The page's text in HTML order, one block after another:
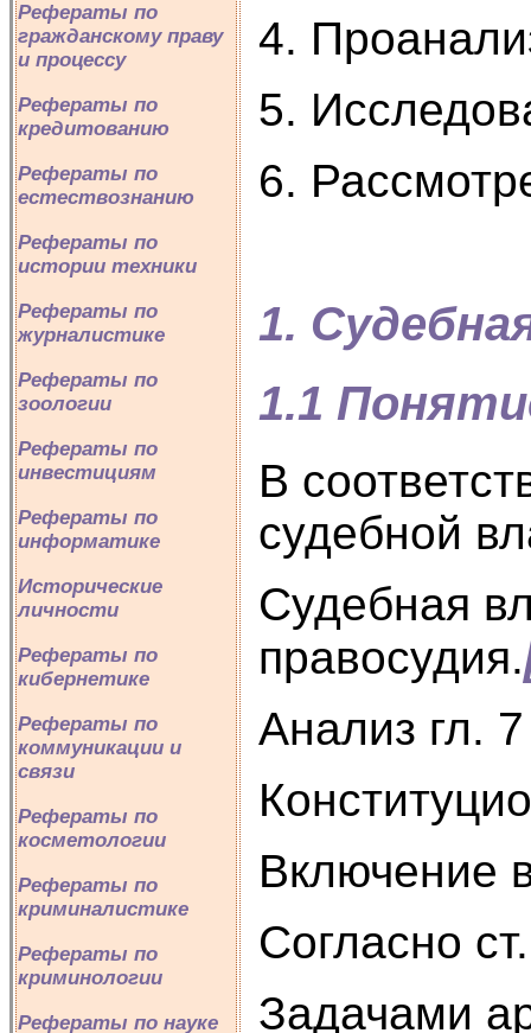
Рефераты по
гражданскому праву
и процессу
Рефераты по
кредитованию
Рефераты по
естествознанию
Рефераты по
истории техники
Рефераты по
журналистике
Рефераты по
зоологии
Рефераты по
инвестициям
Рефераты по
информатике
Исторические
личности
Рефераты по
кибернетике
Рефераты по
коммуникации и
связи
Рефераты по
косметологии
Рефераты по
криминалистике
Рефераты по
криминологии
Рефераты по науке
4.
5.
6.
1.
1.1
В
судебной
Судебная
правосудия.
Анализ гл.
Включение
Согласно
Задачами